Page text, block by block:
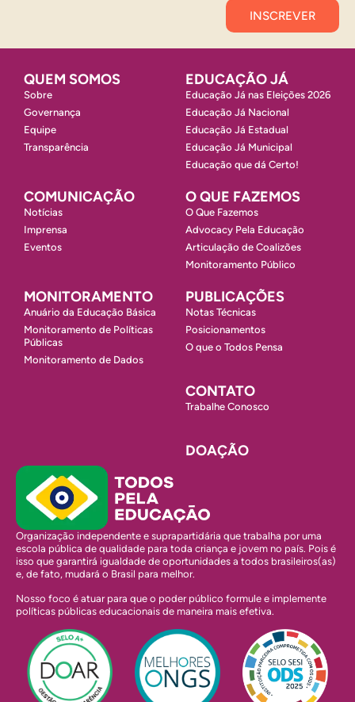
QUEM SOMOS
Sobre
Governança
Equipe
Transparência
EDUCAÇÃO JÁ
Educação Já nas Eleições 2026
Educação Já Nacional
Educação Já Estadual
Educação Já Municipal
Educação que dá Certo!
COMUNICAÇÃO
Notícias
Imprensa
Eventos
O QUE FAZEMOS
O Que Fazemos
Advocacy Pela Educação
Articulação de Coalizões
Monitoramento Público
MONITORAMENTO
Anuário da Educação Básica
Monitoramento de Políticas
Públicas
Monitoramento de Dados
PUBLICAÇÕES
Notas Técnicas
Posicionamentos
O que o Todos Pensa
CONTATO
Trabalhe Conosco
DOAÇÃO
Organização independente e suprapartidária que trabalha por uma
escola pública de qualidade para toda criança e jovem no país. Pois é
isso que garantirá igualdade de oportunidades a todos brasileiros(as)
e, de fato, mudará o Brasil para melhor.
Nosso foco é atuar para que o poder público formule e implemente
políticas públicas educacionais de maneira mais efetiva.